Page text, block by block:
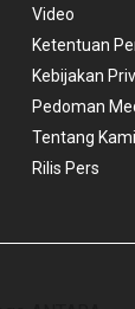
Video
Ketentuan
Kebijakan
Pedoman
Tentang Kami
Rilis Pers